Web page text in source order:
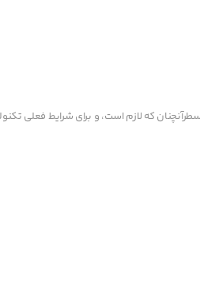
که لازم است، و برای شرایط فعلی